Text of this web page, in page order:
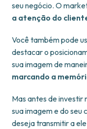
seu negócio. O
a atenção do
Você também pode
destacar o
sua imagem de
marcando a
Mas antes de
sua imagem e do seu
deseja transmitir a